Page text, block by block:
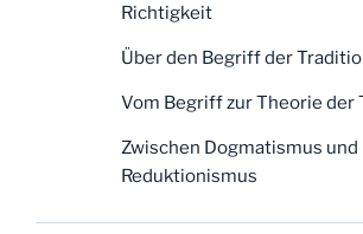
Richtigkeit
Über den Begriff der
Vom Begriff zur Theorie der
Zwischen Dogmatismus und
Reduktionismus